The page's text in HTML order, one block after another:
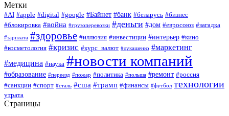
Метки
#AI #apple #digital #google #Байнет #банк #беларусь #бизнес
#блокировка #война #грузоперевозки #деньги #дом #евросоюз #загадка
#зарплата #здоровье #иллюзия #инвестиции #интерьер #кино
#косметология #кризис #курс_валют #лукашенко #маркетинг
#медицина #наука #новости компаний
#образование #переезд #пожар #политика #польша #ремонт #россия
#санкции #спорт #сталь #сша #трамп #финансы #футбол технологии
утрата
Страницы